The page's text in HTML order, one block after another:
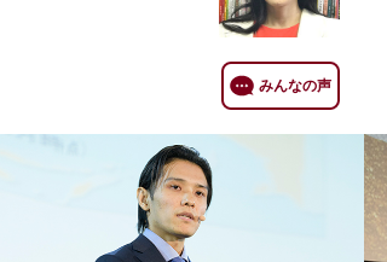
みんなの声